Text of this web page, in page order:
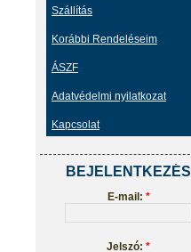
Szállítás
Korábbi Rendeléseim
ÁSZF
Adatvédelmi nyilatkozat
Kapcsolat
BEJELENTKEZÉS
E-mail: *
Jelszó: *